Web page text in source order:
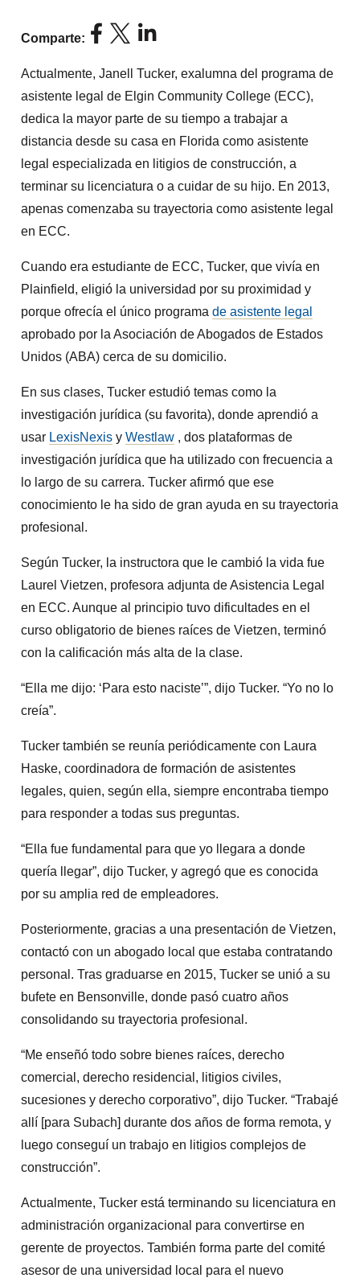
Comparte:
Actualmente, Janell Tucker, exalumna del programa de
asistente legal de Elgin Community College (ECC),
dedica la mayor parte de su tiempo a trabajar a
distancia desde su casa en Florida como asistente
legal especializada en litigios de construcción, a
terminar su licenciatura o a cuidar de su hijo. En 2013,
apenas comenzaba su trayectoria como asistente legal
en ECC.
Cuando era estudiante de ECC, Tucker, que vivía en
Plainfield, eligió la universidad por su proximidad y
porque ofrecía el único programade asistente legal
aprobado por la Asociación de Abogados de Estados
Unidos (ABA)cerca de su domicilio.
En sus clases, Tucker estudió temas como la
investigación jurídica (su favorita), donde aprendió a
usar LexisNexis y Westlaw , dos plataformas de
investigación jurídica que ha utilizado con frecuencia a
lo largo de su carrera. Tucker afirmó que ese
conocimiento le ha sido de gran ayuda en su trayectoria
profesional.
Según Tucker, la instructora que le cambió la vida fue
Laurel Vietzen, profesora adjunta de Asistencia Legal
en ECC. Aunque al principio tuvo dificultades en el
curso obligatorio de bienes raíces de Vietzen, terminó
con la calificación más alta de la clase.
“Ella me dijo: ‘Para esto naciste’”, dijo Tucker. “Yo no lo
creía”.
Tucker también se reunía periódicamente con Laura
Haske, coordinadora de formación de asistentes
legales, quien, según ella, siempre encontraba tiempo
para responder a todas sus preguntas.
“Ella fue fundamental para que yo llegara a donde
quería llegar”, dijo Tucker, y agregó que es conocida
por su amplia red de empleadores.
Posteriormente, gracias a una presentación de Vietzen,
contactó con un abogado local que estaba contratando
personal. Tras graduarse en 2015, Tucker se unió a su
bufete en Bensonville, donde pasó cuatro años
consolidando su trayectoria profesional.
“Me enseñó todo sobre bienes raíces, derecho
comercial, derecho residencial, litigios civiles,
sucesiones y derecho corporativo”, dijo Tucker. “Trabajé
allí [para Subach] durante dos años de forma remota, y
luego conseguí un trabajo en litigios complejos de
construcción”.
Actualmente, Tucker está terminando su licenciatura en
administración organizacional para convertirse en
gerente de proyectos. También forma parte del comité
asesor de una universidad local para el nuevo